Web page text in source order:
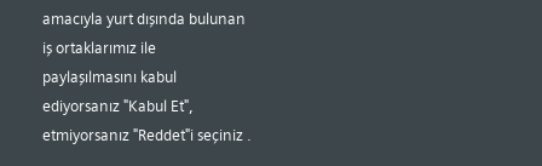
amacıyla yurt dışında bulunan
iş ortaklarımız ile
paylaşılmasını kabul
ediyorsanız "Kabul Et",
etmiyorsanız "Reddet"i seçiniz .